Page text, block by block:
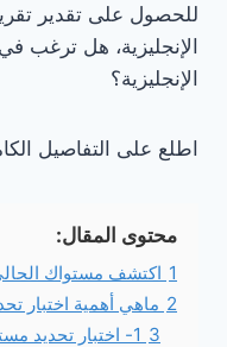
للحصول على تقدير
الإنجليزية، هل ترغب
الإنجليزية؟
اطلع على التفاصيل
محتوى المقال:
1 اكتشف مستواك الحالي
2 ماهي أهمية اختبار
3
1- اختبار تحديد